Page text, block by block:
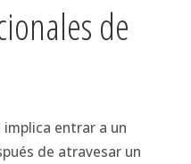
de
entrar a un
de atravesar un